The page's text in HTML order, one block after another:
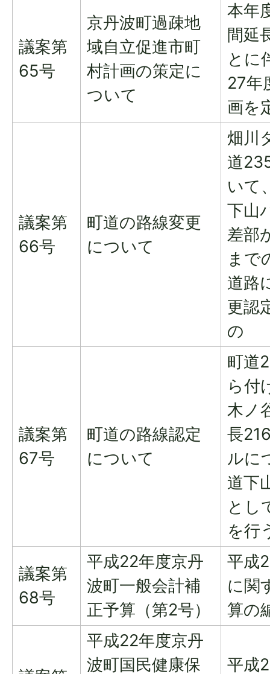
議案第
65号
京丹波町過疎地
域自立促進市町
村計画の策定に
ついて
本年
間延
とに
27年
画を
議案第
66号
町道の路線変更
について
畑川
道
いて
下山
差部
まで
道路
更認
の
議案第
67号
町道の路線認定
について
町道
ら付
木ノ
長
ルに
道下
とし
を行
議案第
68号
平成22年度京丹
波町一般会計補
正予算（第2号）
平成
に関
算の
平成22年度京丹
波町国民健康保
平成